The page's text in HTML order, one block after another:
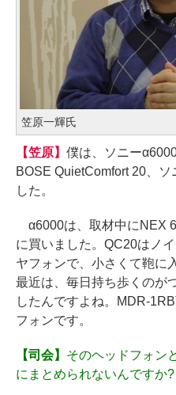
笠原一輝氏
【笠原】 僕は、ソニー
BOSE QuietComfort 20、ソ
した。
α6000は、取材中にNEX
に買いました。QC20はノ
ヤフォンで、小さくて鞄に
最近は、毎日持ち歩くのが
したんですよね。MDR-
フォンです。
【司会】 そのヘッドフォン
にまとめられないんですか?